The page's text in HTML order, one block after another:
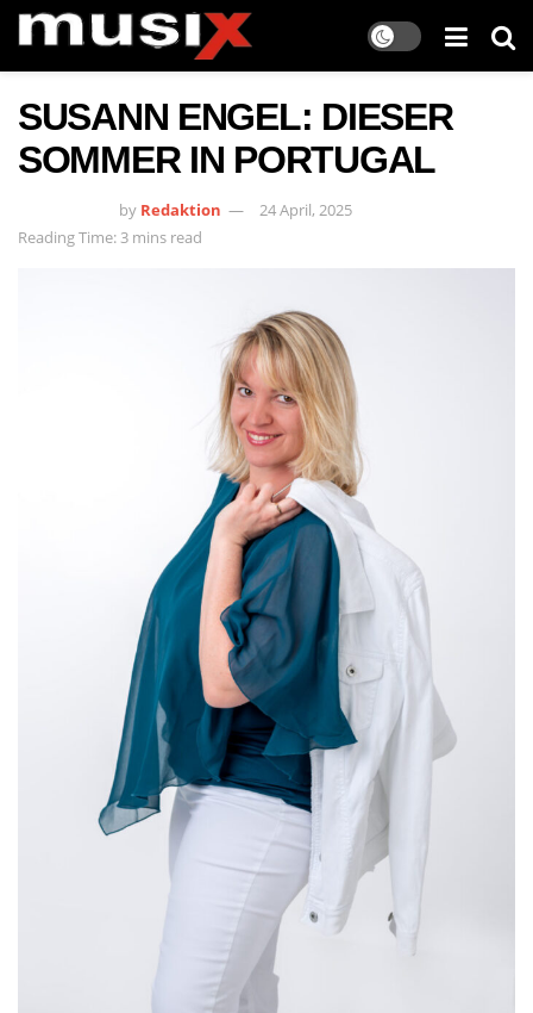
SUSANN ENGEL: DIESER
SOMMER IN PORTUGAL
by Redaktion
24 April, 2025
Reading Time: 3 mins read